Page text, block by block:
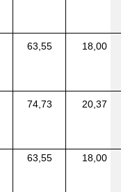
63,55 18,00
74,73 20,37
63,55 18,00